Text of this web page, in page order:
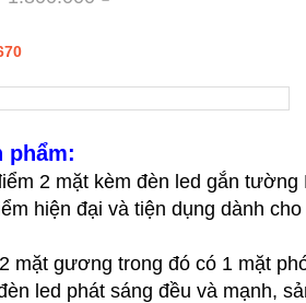
phẩm:
2 mặt kèm đèn led gắn tường
hiện đại và tiện dụng dành
mặt gương trong đó có 1 mặt
led phát sáng đều và mạnh,